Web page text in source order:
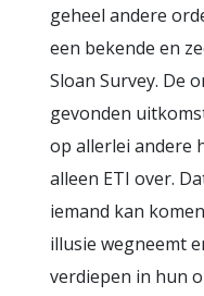
geheel andere
een bekende en
Sloan Survey. De
gevonden
op allerlei andere
alleen ETI over.
iemand kan
illusie wegneemt
verdiepen in hun